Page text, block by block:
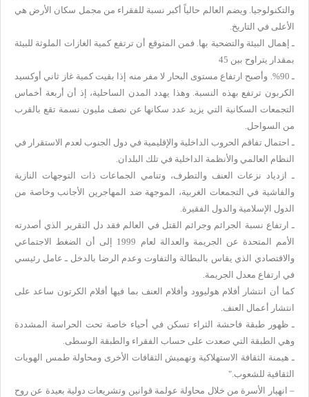
والتكنولوجيا. ويضم العالم حالياً أكبر نسبة للفقراء من مجمل سكان الأرض هي
الأعلى في التاريخ.
ـ إهمال البيئة والتضحية بها. فمن المتوقع أن ترتفع كمية الغازات الملوثة للبيئة
بمقدار يتراوح بين 45
ـ 90%. وأصبح ارتفاع مستوى البحار لا مفر منه إذا بقيت كمية غاز ثاني أوكسيد
الكربون ترتفع بهذه النسبة. وهذا يهدد المدن الساحلية، إذ أن أربعة أخماس
التجمعات السكانية التي يزيد عدد سكانها عن نصف مليون نسمة تقع بالقرب
من السواحل.
ـ احتمال تفاقم الحروب الداخلية والإقليمية في دول الجنوب لعدم الاستقرار في
النظام العالمي والأنظمة الداخلية في تلك البلدان.
ـ ازدياد نزعات العنف والتطرف، وتنامي الجماعات ذات التوجهات النازية
والفاشية في التجمعات الغربية، الموجهة ضد المهاجرين الأجانب وخاصة من
الدول الإسلامية والدول الفقيرة.
ـ ارتفاع نسبة الجرائم وجرائم القتل في العالم فقد دل التقرير الذي أصدرته
الأمم المتحدة عن الجريمة والعدالة لعام 1999 إلى أن الضغط الاجتماعي
والاقتصادي الذي يقاس بالبطالة والتفاوت وعدم الرضا بالدخل ـ عامل رئيسي
في ارتفاع معدل الجريمة.
كما أن انتشار أفلام هوليوود وأفلام العنف بما فيها أفلام الكرتون ساعد على
انتشار أعمال العنف.
ـ ظهور طبقة فاحشة الثراء تسكن في أحياء خاصة تحت الحراسة المشددة
وهي الطبقة التي صعدت على حساب الفقراء والطبقة الوسطى.
ـ هيمنة الثقافة الاستهلاكية وتهميش الثقافات الأخرى ومحاولة طمس الهويات
الثقافية للشعوب."
– انهيار الأسرة من خلال محاولة عولمة قوانين وتشريعات دولية بعيدة عن روح